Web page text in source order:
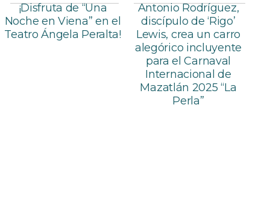
¡Disfruta de “Una
Noche en Viena” en el
Teatro Ángela Peralta!
Antonio Rodríguez,
discípulo de ‘Rigo’
Lewis, crea un carro
alegórico incluyente
para el Carnaval
Internacional de
Mazatlán 2025 “La
Perla”